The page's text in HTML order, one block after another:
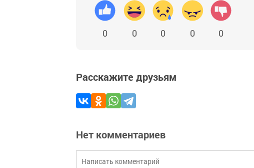
0 0 0 0 0
Расскажите друзьям
Нет комментариев